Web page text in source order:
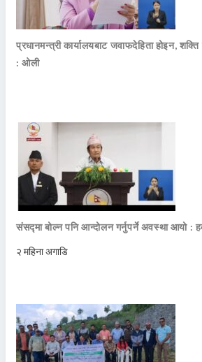
प्रधानमन्त्री कार्यालयबाट जवाफदेहिता होइन,
: ओली
संसद्मा बोल्न पनि आन्दोलन गर्नुपर्ने अवस्था आयो :
२ महिना अगाडि